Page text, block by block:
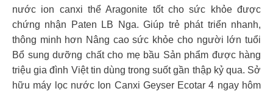
nước ion canxi thể Aragonite tốt cho sức khỏe được
chứng nhận Paten LB Nga. Giúp trẻ phát triển nhanh,
thông minh hơn Nâng cao sức khỏe cho người lớn tuổi
Bổ sung dưỡng chất cho mẹ bầu Sản phẩm được hàng
triệu gia đình Việt tin dùng trong suốt gần thập kỷ qua. Sở
hữu máy lọc nước Ion Canxi Geyser Ecotar 4 ngay hôm